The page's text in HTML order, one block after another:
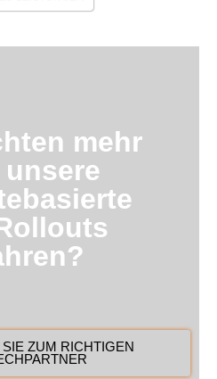
mehr
ZUM RICHTIGEN